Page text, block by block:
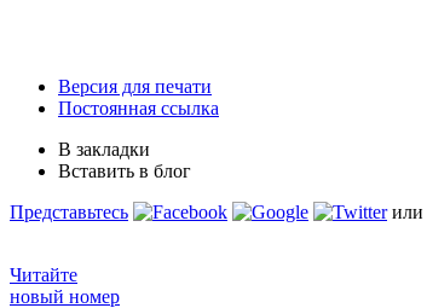
Версия для печати
Постоянная ссылка
В закладки
Вставить в блог
Представьтесь
или
Читайте
новый номер